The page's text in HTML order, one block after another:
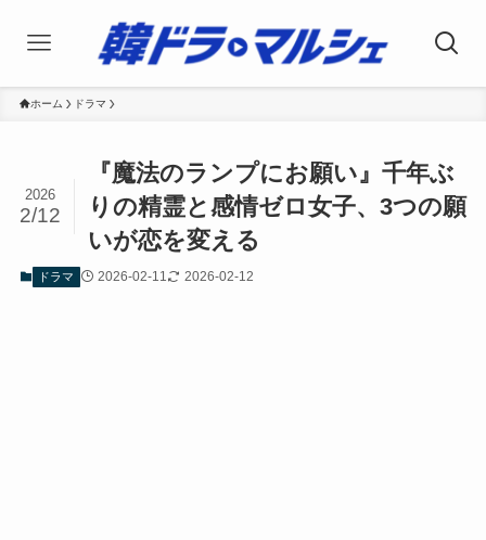
ホーム ドラマ
『魔法のランプにお願い』千年ぶ
りの精霊と感情ゼロ女子、3つの願
いが恋を変える
2026
2/12
ドラマ 2026-02-11 2026-02-12